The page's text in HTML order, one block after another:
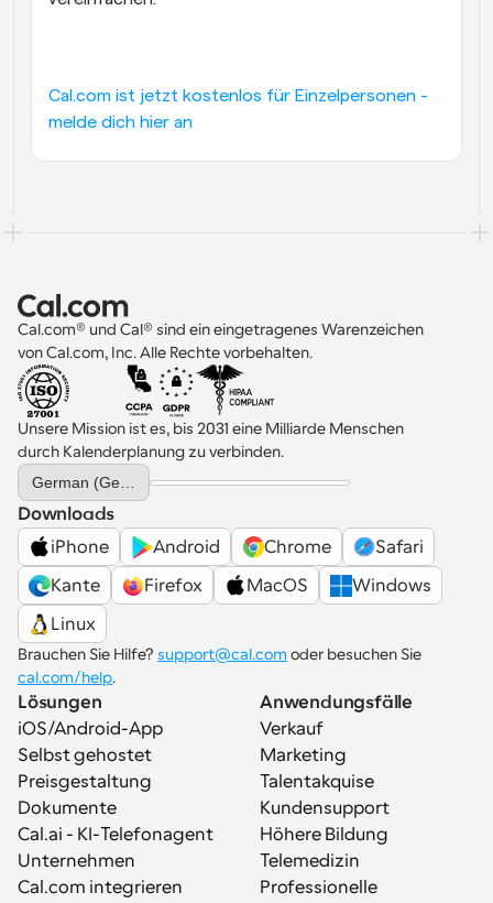
Cal.com ist jetzt kostenlos für Einzelpersonen -
melde dich hier an
Cal.com® und Cal® sind ein eingetragenes Warenzeichen
von Cal.com, Inc. Alle Rechte vorbehalten.
Unsere Mission ist es, bis 2031 eine Milliarde Menschen
durch Kalenderplanung zu verbinden.
Select Language
Downloads
iPhone
Android Chrome
Safari
Kante
Firefox MacOS
Windows
Linux
Brauchen Sie Hilfe? support@cal.com
cal.com/help.
Lösungen
iOS/Android-App
Selbst gehostet
Preisgestaltung
Dokumente
Cal.ai - KI-Telefonagent
Unternehmen
Cal.com integrieren
Anwendungsfälle
Verkauf
Marketing
Talentakquise
Kundensupport
Höhere Bildung
Telemedizin
Professionelle